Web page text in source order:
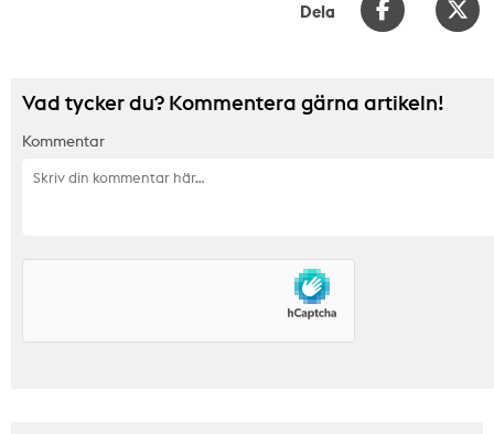
Dela
Vad tycker du? Kommentera gärna artikeln!
Kommentar